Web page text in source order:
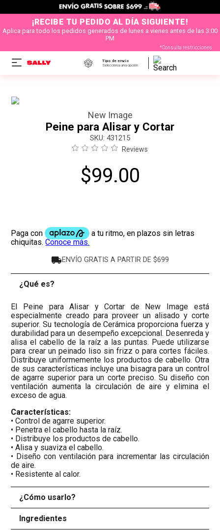
¡RECIBE TU PEDIDO AL DÍA SIGUIENTE!
Aplica para todo los pedidos generados de lunes a vienes antes de las 3:00
PM
*Consulta restricciones
Tipo de envío
Selecciona una opción
New Image
Peine para Alisar y Cortar
: 431215
Reviews
$99.00
ENVÍO GRATIS A PARTIR DE $699
¿Qué es?
El Peine para Alisar y Cortar de New Image está
especialmente creado para proveer un alisado y corte
superior. Su tecnología de Cerámica proporciona fuerza y
durabilidad para un desempeño excepcional. Desenreda y
alisa el cabello de la raíz a las puntas. Puede utilizarse
para crear un peinado liso sin frizz o para cortes fáciles.
Distribuye uniformemente los productos de cabello. Otra
de sus características incluye una bisagra para un control
de agarre superior para un corte preciso. Su diseño con
ventilación aumenta la circulación de aire y elimina el
exceso de agua.
Características:
• Control de agarre superior.
• Penetra el cabello hasta la raíz.
• Distribuye los productos de cabello.
• Alisa y suaviza el cabello.
• Diseño con ventilación para incrementar las circulación
de aire.
• Resistente al calor.
¿Cómo usarlo?
Ingredientes